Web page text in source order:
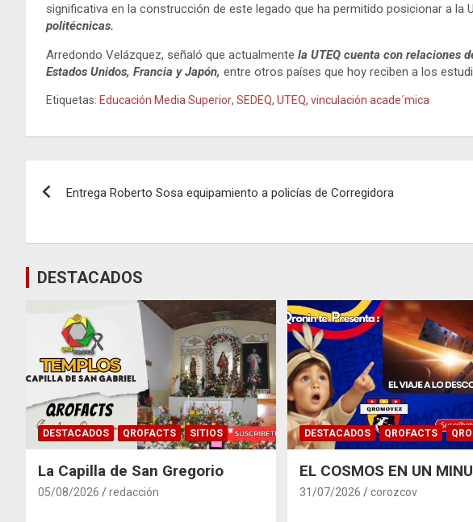
significativa en la construcción de este legado que ha permitido posicionar a la
politécnicas.
Arredondo Velázquez, señaló que actualmente la UTEQ cuenta con relaciones
Estados Unidos, Francia y Japón, entre otros países que hoy reciben a los
Etiquetas: Educación Media Superior, SEDEQ, UTEQ, vinculación acade´mica
entradas
Entrega Roberto Sosa equipamiento a policías de Corregidora
DESTACADOS
DESTACADOS QROFACTS SITIOS
La Capilla de San Gregorio
05/08/2026 redacción
DESTACADOS QROFACTS
EL COSMOS EN UN
31/07/2026 corozcov